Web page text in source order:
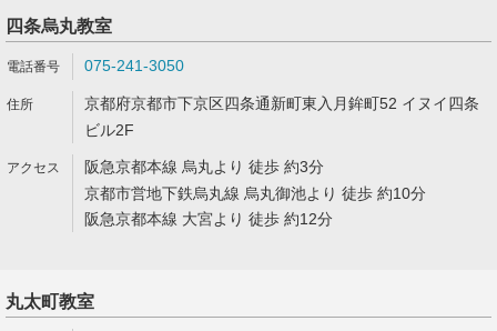
四条烏丸教室
075-241-3050
京都府京都市下京区四条通新町東入月鉾町52 イヌイ四条
ビル2F
阪急京都本線 烏丸より 徒歩 約3分
京都市営地下鉄烏丸線 烏丸御池より 徒歩 約10分
阪急京都本線 大宮より 徒歩 約12分
丸太町教室